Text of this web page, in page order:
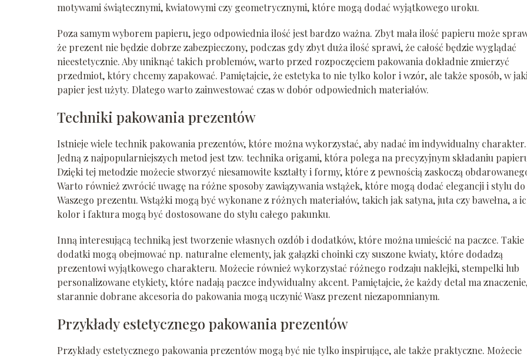
motywami świątecznymi, kwiatowymi czy geometrycznymi, które mogą dodać wyjątkowego uroku.
Poza samym wyborem papieru, jego odpowiednia ilość jest bardzo ważna. Zbyt mała ilość papieru może
że prezent nie będzie dobrze zabezpieczony, podczas gdy zbyt duża ilość sprawi, że całość będzie wyglądać
nieestetycznie. Aby uniknąć takich problemów, warto przed rozpoczęciem pakowania dokładnie zmierzyć
przedmiot, który chcemy zapakować. Pamiętajcie, że estetyka to nie tylko kolor i wzór, ale także sposób, w jaki
papier jest użyty. Dlatego warto zainwestować czas w dobór odpowiednich materiałów.
Techniki pakowania prezentów
Istnieje wiele technik pakowania prezentów, które można wykorzystać, aby nadać im indywidualny charakter.
Jedną z najpopularniejszych metod jest tzw. technika origami, która polega na precyzyjnym składaniu
Dzięki tej metodzie możecie stworzyć niesamowite kształty i formy, które z pewnością zaskoczą
Warto również zwrócić uwagę na różne sposoby zawiązywania wstążek, które mogą dodać elegancji i stylu do
Waszego prezentu. Wstążki mogą być wykonane z różnych materiałów, takich jak satyna, juta czy bawełna, a
kolor i faktura mogą być dostosowane do stylu całego pakunku.
Inną interesującą techniką jest tworzenie własnych ozdób i dodatków, które można umieścić na paczce. Takie
dodatki mogą obejmować np. naturalne elementy, jak gałązki choinki czy suszone kwiaty, które dodadzą
prezentowi wyjątkowego charakteru. Możecie również wykorzystać różnego rodzaju naklejki, stempelki lub
personalizowane etykiety, które nadają paczce indywidualny akcent. Pamiętajcie, że każdy detal ma
starannie dobrane akcesoria do pakowania mogą uczynić Wasz prezent niezapomnianym.
Przykłady estetycznego pakowania prezentów
Przykłady estetycznego pakowania prezentów mogą być nie tylko inspirujące, ale także praktyczne. Możecie